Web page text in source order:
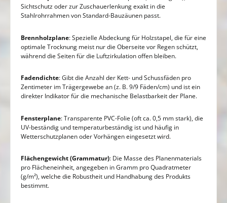
Sichtschutz oder zur Zuschauerlenkung exakt in die
Stahlrohrrahmen von Standard-Bauzäunen passt.
Brennholzplane: Spezielle Abdeckung für Holzstapel, die für eine
optimale Trocknung meist nur die Oberseite vor Regen schützt,
während die Seiten für die Luftzirkulation offen bleiben.
Fadendichte: Gibt die Anzahl der Kett- und Schussfäden pro
Zentimeter im Trägergewebe an (z. B. 9/9 Fäden/cm) und ist ein
direkter Indikator für die mechanische Belastbarkeit der Plane.
Fensterplane: Transparente PVC-Folie (oft ca. 0,5 mm stark), die
UV-beständig und temperaturbeständig ist und häufig in
Wetterschutzplanen oder Vorhängen eingesetzt wird.
Flächengewicht (Grammatur): Die Masse des Planenmaterials
pro Flächeneinheit, angegeben in Gramm pro Quadratmeter
(g/m²), welche die Robustheit und Handhabung des Produkts
bestimmt.